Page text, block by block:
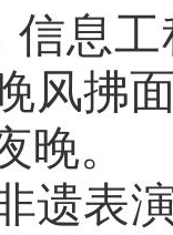
信息
风拂
晚。
遗表